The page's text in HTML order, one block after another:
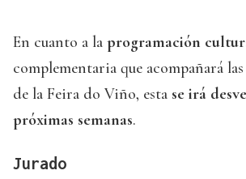
En cuanto a la programación
complementaria que acompañará
de la Feira do Viño, esta se irá
próximas semanas.
Jurado